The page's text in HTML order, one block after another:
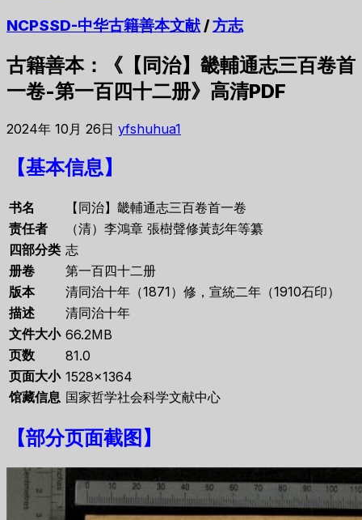
NCPSSD-中华古籍善本文献/方志
古籍善本：《【同治】畿輔通志三百卷首
一卷-第一百四十二册》高清PDF
2024年 10月 26日 yfshuhua1
【基本信息】
书名
【同治】畿輔通志三百卷首一卷
责任者
（清）李鴻章 張樹聲修黃彭年等纂
四部分类 志
册卷
第一百四十二册
版本
清同治十年（1871）修，宣統二年（1910石印）
描述
清同治十年
文件大小 66.2MB
页数
81.0
页面大小 1528×1364
馆藏信息 国家哲学社会科学文献中心
【部分页面截图 】